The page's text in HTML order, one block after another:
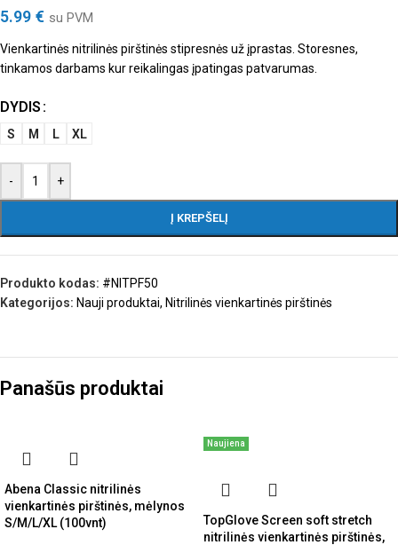
5.99 € su PVM
Vienkartinės nitrilinės pirštinės stipresnės už įprastas. Storesnes,
tinkamos darbams kur reikalingas įpatingas patvarumas.
DYDIS
S M L XL
- +
Į KREPŠELĮ
Produkto kodas: #NITPF50
Kategorijos: Nauji produktai, Nitrilinės vienkartinės pirštinės
Panašūs produktai
Abena Classic nitrilinės
vienkartinės pirštinės, mėlynos
S/M/L/XL (100vnt)
Naujiena
TopGlove Screen soft stretch
nitrilinės vienkartinės pirštinės,